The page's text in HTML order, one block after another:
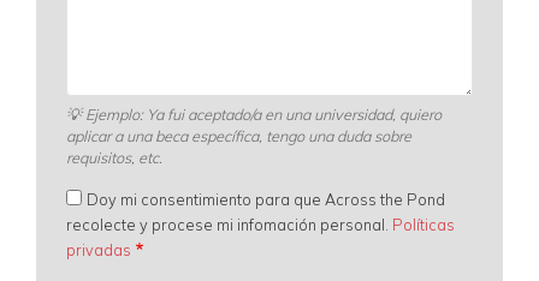
💡Ejemplo: Ya fui aceptado/a en una universidad, quiero
aplicar a una beca específica, tengo una duda sobre
requisitos, etc.
Doy mi consentimiento para que Across the Pond
recolecte y procese mi infomación personal. Políticas
privadas